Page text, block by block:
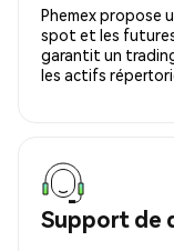
Phemex propose
spot et les
garantit un
les actifs
Support de